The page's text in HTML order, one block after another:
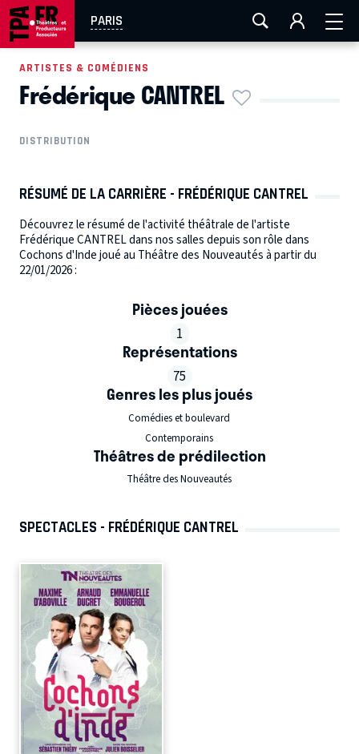
PARIS
AIX-MARSEILLE LA ROCHELLE
EN TOURNÉE
ARTISTES & COMÉDIENS
Frédérique CANTREL
DISTRIBUTION
RÉSUMÉ DE LA CARRIÈRE - FRÉDÉRIQUE CANTREL
Découvrez le résumé de l'activité théâtrale de l'artiste
Frédérique CANTREL dans nos salles depuis son rôle dans
Cochons d'Inde joué au Théâtre des Nouveautés à partir du
22/01/2026 :
Pièces jouées
1
Représentations
75
Genres les plus joués
Comédies et boulevard
Contemporains
Théâtres de prédilection
Théâtre des Nouveautés
SPECTACLES - FRÉDÉRIQUE CANTREL